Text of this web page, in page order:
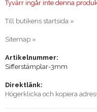
Tyvärr ingår inte denna
Till butikens startsida »
Sitemap »
Artikelnummer:
Sifferstämplar-3mm
Direktlänk:
Högerklicka och kopiera